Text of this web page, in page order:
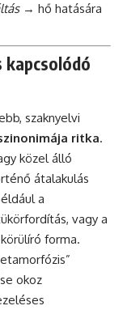
→ hő hatására
szaknyelvi
ritka.
közel álló
átalakulás
a
vagy a
forma.
okoz